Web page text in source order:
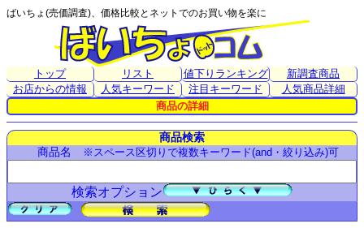
ばいちょ(売価調査)、価格比較とネットでのお買い物を楽に
トップ リスト 値下りランキング
新調査商品
お店からの情報
人気キーワード 注目キーワード
人気商品詳細
商品の詳細
商品検索
商品名
※スペース区切りで複数キーワード(and・絞り込み)可
検索オプション